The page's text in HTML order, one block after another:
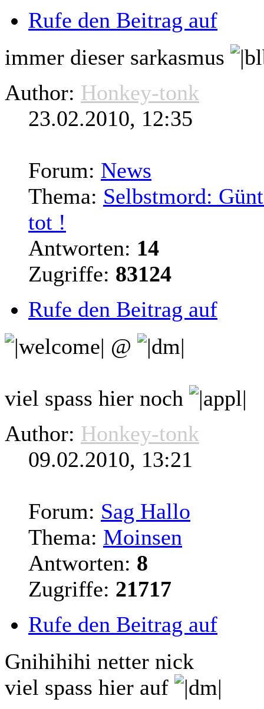
Rufe den Beitrag auf
immer dieser sarkasmus
Author: Honkey-tonk
23.02.2010, 12:35
Forum: News
Thema: Selbstmord:
tot !
Antworten: 14
Zugriffe: 83124
Rufe den Beitrag auf
@
viel spass hier noch
Author: Honkey-tonk
09.02.2010, 13:21
Forum: Sag Hallo
Thema: Moinsen
Antworten: 8
Zugriffe: 21717
Rufe den Beitrag auf
Gnihihihi netter nick
viel spass hier auf